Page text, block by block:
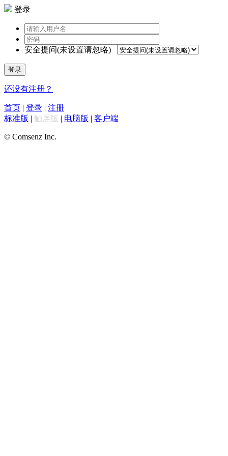
登录
安全提问(未设置请忽略)
登录
还没有注册？
首页 | 登录 | 注册
标准版 | 触屏版 | 电脑版 | 客户端
© Comsenz Inc.